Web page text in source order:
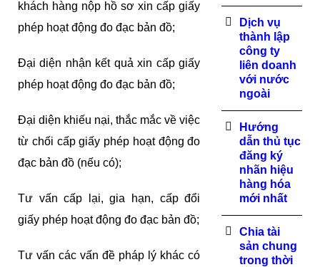
khách hàng nộp hồ sơ xin cấp giấy
phép hoạt động đo đạc bản đồ;
Đại diện nhận kết quả xin cấp giấy
phép hoạt động đo đạc bản đồ;
Đại diện khiếu nại, thắc mắc về việc
từ chối cấp giấy phép hoạt động đo
đạc bản đồ (nếu có);
Tư vấn cấp lại, gia hạn, cấp đổi
giấy phép hoạt động đo đạc bản đồ;
Tư vấn các vấn đề pháp lý khác có
Dịch vụ
thành lập
công ty
liên doanh
với nước
ngoài
Hướng
dẫn thủ tục
đăng ký
nhãn hiệu
hàng hóa
mới nhất
Chia tài
sản chung
trong thời